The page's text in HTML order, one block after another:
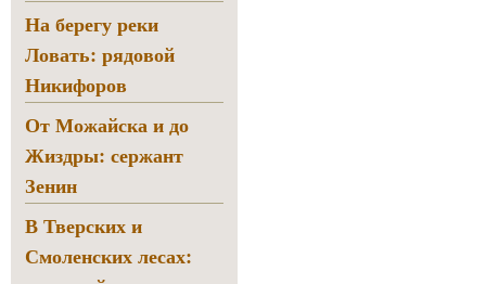
На берегу реки
Ловать: рядовой
Никифоров
От Можайска и до
Жиздры: сержант
Зенин
В Тверских и
Смоленских лесах: